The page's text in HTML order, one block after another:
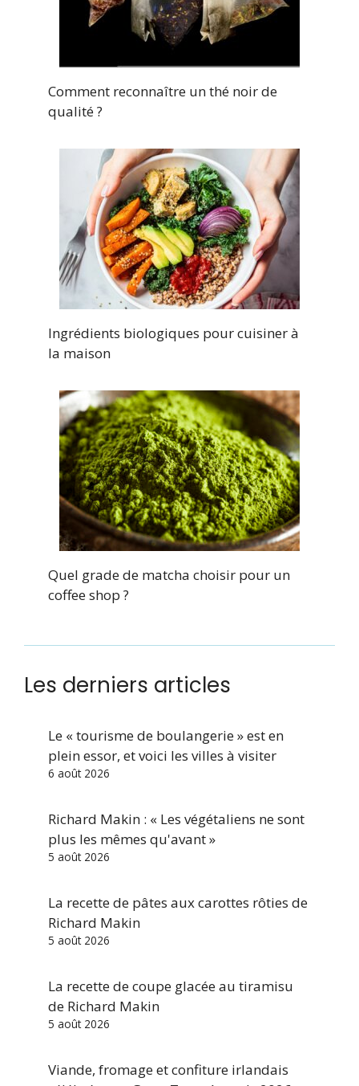
Comment reconnaître un thé noir de
qualité ?
Ingrédients biologiques pour cuisiner à
la maison
Quel grade de matcha choisir pour un
coffee shop ?
Les derniers articles
Le « tourisme de boulangerie » est en
plein essor, et voici les villes à visiter
6 août 2026
Richard Makin : « Les végétaliens ne sont
plus les mêmes qu'avant »
5 août 2026
La recette de pâtes aux carottes rôties de
Richard Makin
5 août 2026
La recette de coupe glacée au tiramisu
de Richard Makin
5 août 2026
Viande, fromage et confiture irlandais